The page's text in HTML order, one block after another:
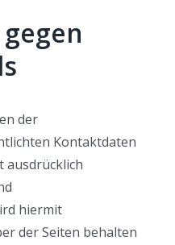
der
Kontaktdaten
ausdrücklich
hiermit
der Seiten behalten
ZUM TEST